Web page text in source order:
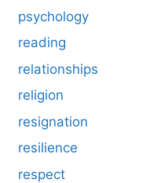
psychology
reading
relationships
religion
resignation
resilience
respect